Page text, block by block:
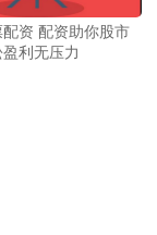
资 配资助你股市
利无压力